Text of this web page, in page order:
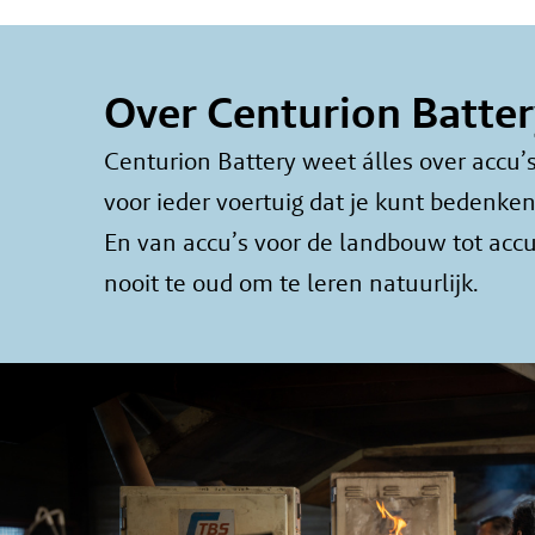
Over Centurion
Centurion Battery weet álles over
voor ieder voertuig dat je kunt
En van accu’s voor de landbouw tot
nooit te oud om te leren natuurlijk.